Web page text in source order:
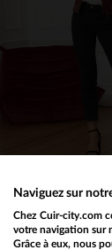
TAILLES
42 44
199,00
Naviguez sur
Chez Cuir-city.com
votre navigation sur
Grâce à eux, nous